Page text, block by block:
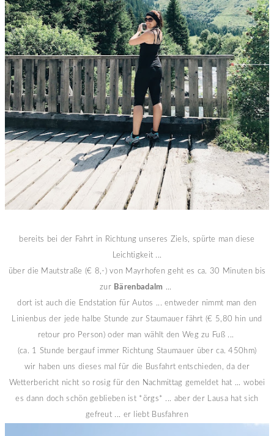
bereits bei der Fahrt in Richtung unseres Ziels, spürte man diese
Leichtigkeit ...
über die Mautstraße (€ 8,-) von Mayrhofen geht es ca. 30 Minuten bis
zur Bärenbadalm ...
dort ist auch die Endstation für Autos ... entweder nimmt man den
Linienbus der jede halbe Stunde zur Staumauer fährt (€ 5,80 hin und
retour pro Person) oder man wählt den Weg zu Fuß ...
(ca. 1 Stunde bergauf immer Richtung Staumauer über ca. 450hm)
wir haben uns dieses mal für die Busfahrt entschieden, da der
Wetterbericht nicht so rosig für den Nachmittag gemeldet hat ... wobei
es dann doch schön geblieben ist *örgs* ... aber der Lausa hat sich
gefreut ... er liebt Busfahren